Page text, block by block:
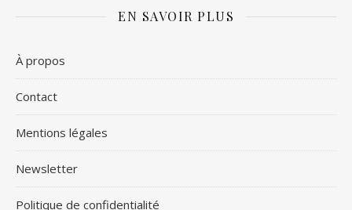
EN SAVOIR PLUS
À propos
Contact
Mentions légales
Newsletter
Politique de confidentialité